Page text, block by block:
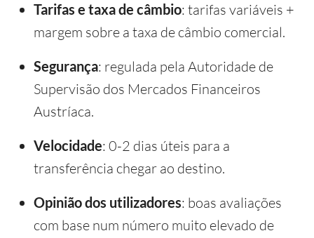
Tarifas e taxa de câmbio: tarifas variáveis +
margem sobre a taxa de câmbio comercial.
Segurança: regulada pela Autoridade de
Supervisão dos Mercados Financeiros
Austríaca.
Velocidade: 0-2 dias úteis para a
transferência chegar ao destino.
Opinião dos utilizadores: boas avaliações
com base num número muito elevado de